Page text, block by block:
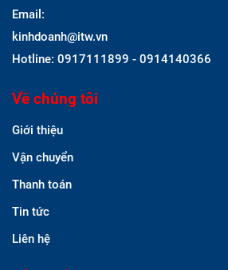
Email:
kinhdoanh@itw.vn
Hotline: 0917111899 - 0914140366
Về chúng tôi
Giới thiệu
Vận chuyển
Thanh toán
Tin tức
Liên hệ